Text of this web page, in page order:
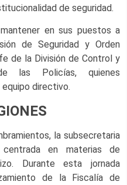
de seguridad.
en sus puestos a
de Seguridad y Orden
de la División de Control y
las Policías, quienes
directivo.
la subsecretaria
en materias de
Durante esta jornada
de la Fiscalía de